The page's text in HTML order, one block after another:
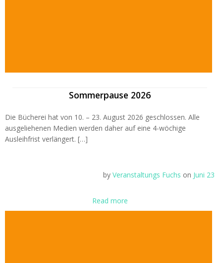
Sommerpause 2026
Die Bücherei hat von 10. – 23. August 2026 geschlossen. Alle
ausgeliehenen Medien werden daher auf eine 4-wöchige
Ausleihfrist verlängert. […]
by Veranstaltungs Fuchs on Juni 23
Read more